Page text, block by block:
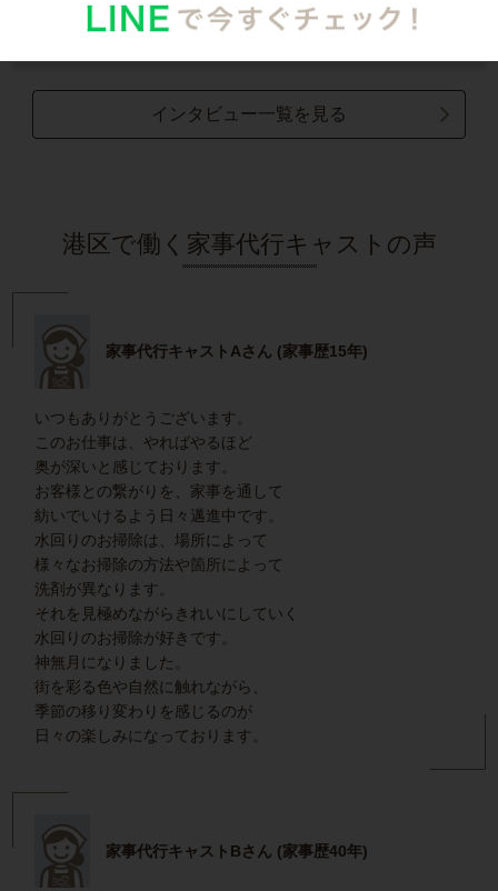
安心感。
インタビュー一覧を見る
港区で働く家事代行キャストの声
家事代行キャストAさん (家事歴15年)
いつもありがとうございます。
このお仕事は、やればやるほど
奥が深いと感じております。
お客様との繋がりを、家事を通して
紡いでいけるよう日々邁進中です。
水回りのお掃除は、場所によって
様々なお掃除の方法や箇所によって
洗剤が異なります。
それを見極めながらきれいにしていく
水回りのお掃除が好きです。
神無月になりました。
街を彩る色や自然に触れながら、
季節の移り変わりを感じるのが
日々の楽しみになっております。
家事代行キャストBさん (家事歴40年)